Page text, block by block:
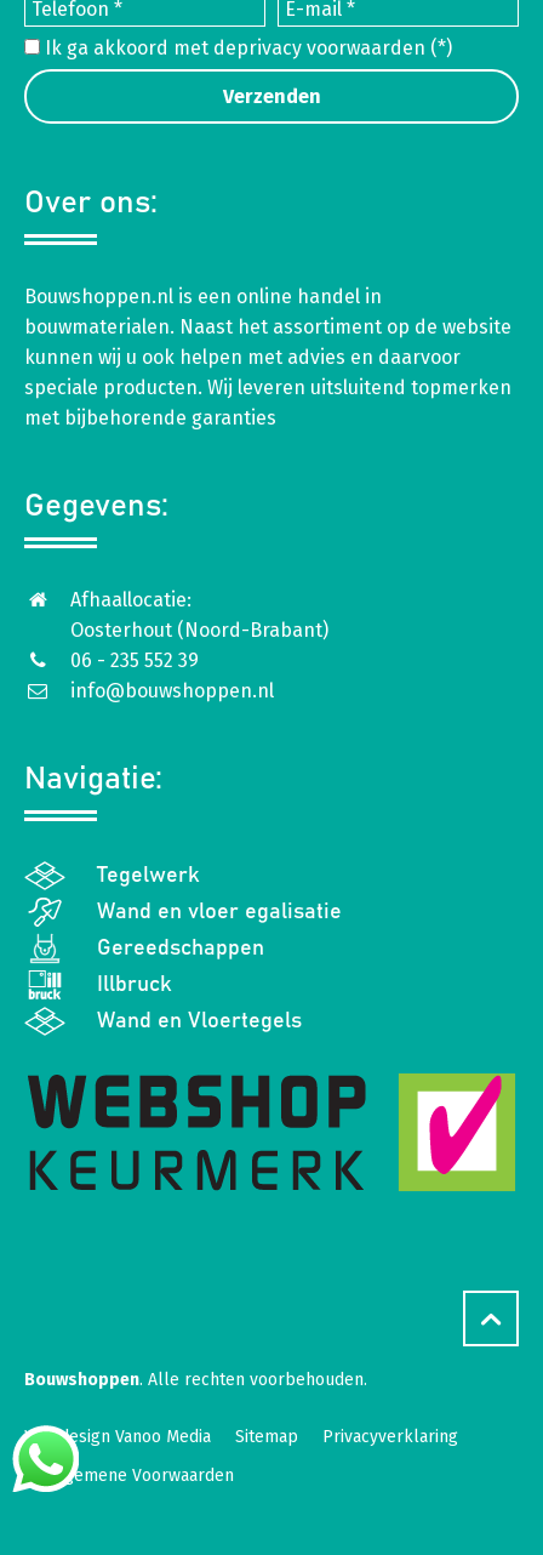
Ik ga akkoord met deprivacy voorwaarden (*)
Over ons:
Bouwshoppen.nl is een online handel in
bouwmaterialen. Naast het assortiment op de website
kunnen wij u ook helpen met advies en daarvoor
speciale producten. Wij leveren uitsluitend topmerken
met bijbehorende garanties
Gegevens:
Afhaallocatie:
Oosterhout (Noord-Brabant)
06 - 235 552 39
info@bouwshoppen.nl
Navigatie:
Tegelwerk
Wand en vloer egalisatie
Gereedschappen
Illbruck
Wand en Vloertegels
Bouwshoppen. Alle rechten voorbehouden.
Webdesign Vanoo Media Sitemap
Privacyverklaring
Algemene Voorwaarden